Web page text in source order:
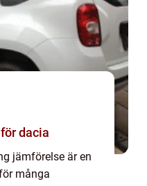
dacia
jämförelse är en
många